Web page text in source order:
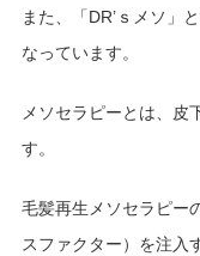
また、「DR’ｓメソ」
なっています。
メソセラピーとは、皮
す。
毛髪再生メソセラピー
スファクター）を注入